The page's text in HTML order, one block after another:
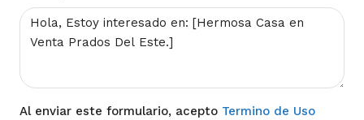
Al enviar este formulario, acepto Termino de Uso